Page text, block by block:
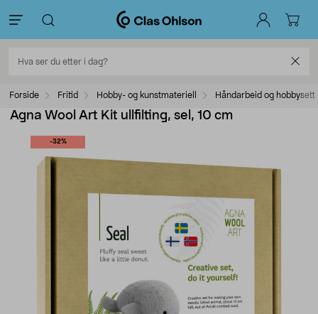
Forside Fritid Hobby- og kunstmateriell Håndarbeid og hobbysett
Agna Wool Art Kit ullfilting, sel, 10 cm
-32%